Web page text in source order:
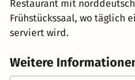
Restaurant mit
Frühstückssaal, wo täglich
serviert wird.
Weitere